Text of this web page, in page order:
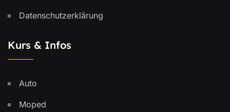
Datenschutzerklärung
Kurs & Infos
Auto
Moped